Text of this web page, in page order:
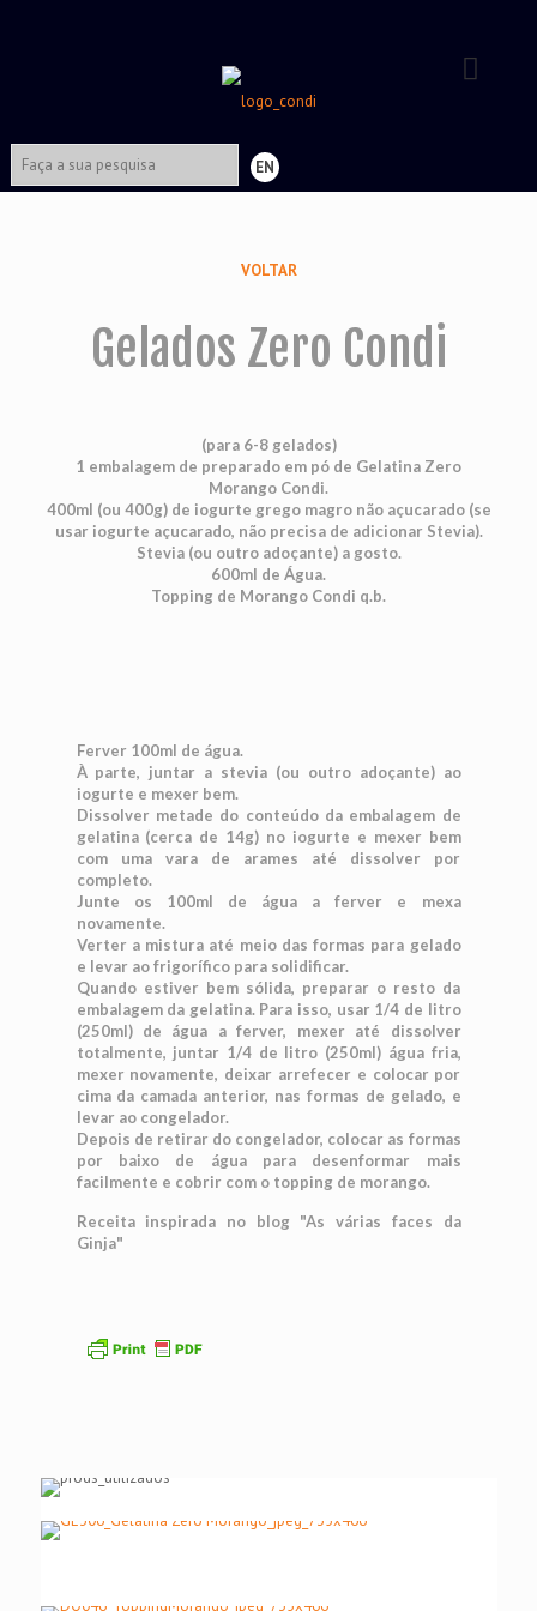
EN
VOLTAR
Gelados Zero Condi
(para 6-8 gelados)
1 embalagem de preparado em pó de Gelatina Zero
Morango Condi.
400ml (ou 400g) de iogurte grego magro não açucarado (se
usar iogurte açucarado, não precisa de adicionar Stevia).
Stevia (ou outro adoçante) a gosto.
600ml de Água.
Topping de Morango Condi q.b.
Ferver 100ml de água.
À parte, juntar a stevia (ou outro adoçante) ao
iogurte e mexer bem.
Dissolver metade do conteúdo da embalagem de
gelatina (cerca de 14g) no iogurte e mexer bem
com uma vara de arames até dissolver por
completo.
Junte os 100ml de água a ferver e mexa
novamente.
Verter a mistura até meio das formas para gelado
e levar ao frigorífico para solidificar.
Quando estiver bem sólida, preparar o resto da
embalagem da gelatina. Para isso, usar 1/4 de litro
(250ml) de água a ferver, mexer até dissolver
totalmente, juntar 1/4 de litro (250ml) água fria,
mexer novamente, deixar arrefecer e colocar por
cima da camada anterior, nas formas de gelado, e
levar ao congelador.
Depois de retirar do congelador, colocar as formas
por baixo de água para desenformar mais
facilmente e cobrir com o topping de morango.
Receita inspirada no blog "As várias faces da
Ginja"